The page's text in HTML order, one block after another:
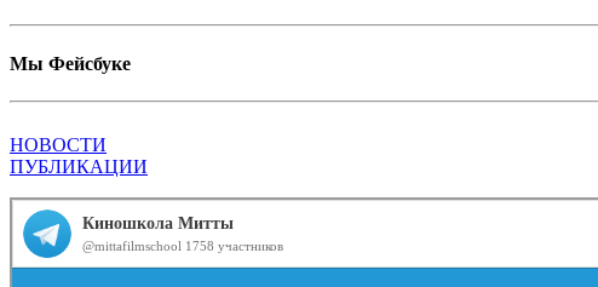
Мы Фейсбуке
НОВОСТИ
ПУБЛИКАЦИИ